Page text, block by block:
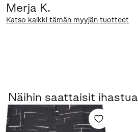
Merja K.
Katso kaikki tämän myyjän tuotteet
Näihin saattaisit ihastua